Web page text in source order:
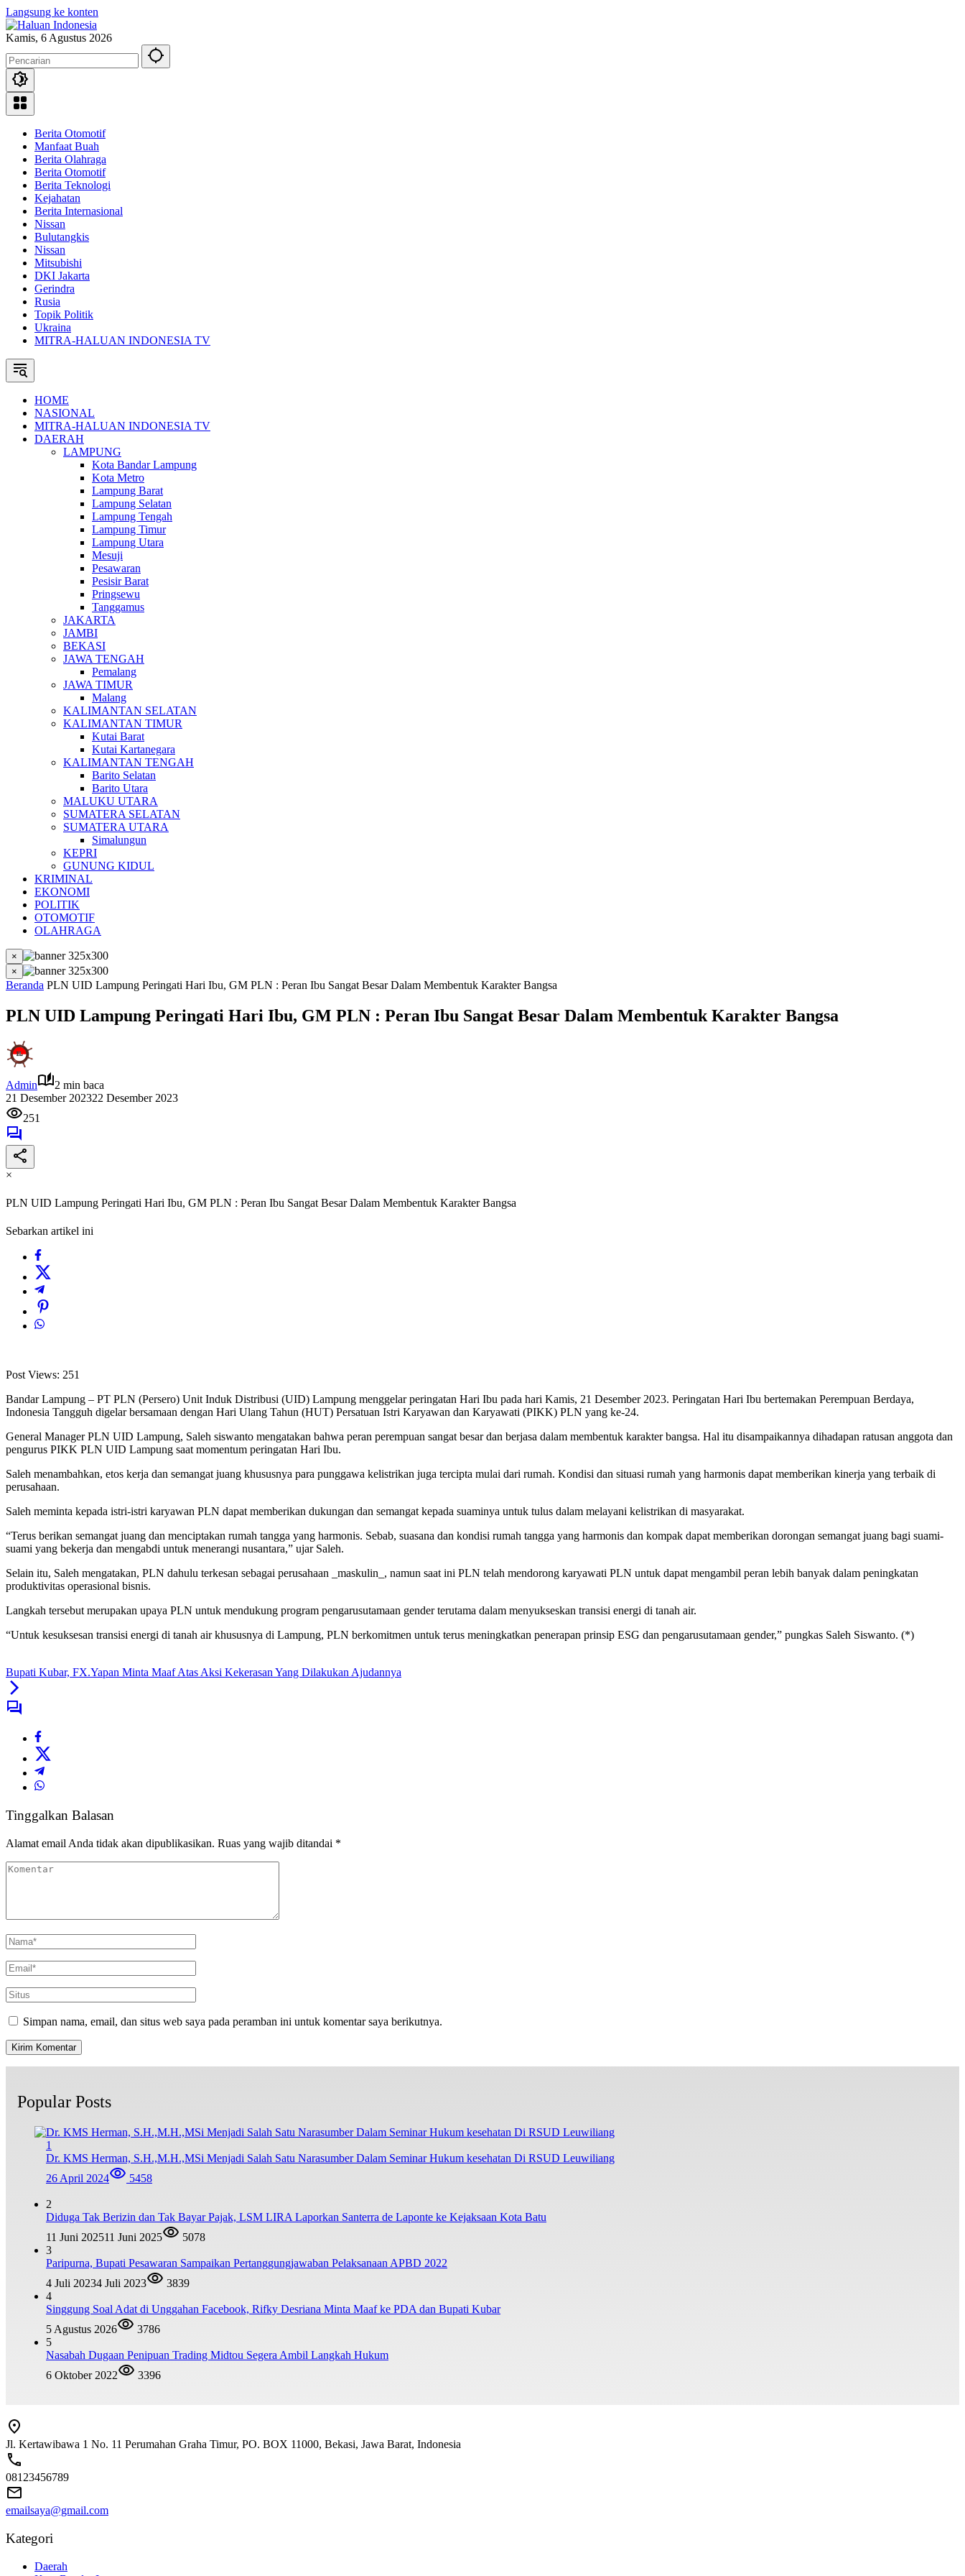
Langsung ke konten
Kamis, 6 Agustus 2026
Berita Otomotif
Manfaat Buah
Berita Olahraga
Berita Otomotif
Berita Teknologi
Kejahatan
Berita Internasional
Nissan
Bulutangkis
Nissan
Mitsubishi
DKI Jakarta
Gerindra
Rusia
Topik Politik
Ukraina
MITRA-HALUAN INDONESIA TV
HOME
NASIONAL
MITRA-HALUAN INDONESIA TV
DAERAH
LAMPUNG
Kota Bandar Lampung
Kota Metro
Lampung Barat
Lampung Selatan
Lampung Tengah
Lampung Timur
Lampung Utara
Mesuji
Pesawaran
Pesisir Barat
Pringsewu
Tanggamus
JAKARTA
JAMBI
BEKASI
JAWA TENGAH
Pemalang
JAWA TIMUR
Malang
KALIMANTAN SELATAN
KALIMANTAN TIMUR
Kutai Barat
Kutai Kartanegara
KALIMANTAN TENGAH
Barito Selatan
Barito Utara
MALUKU UTARA
SUMATERA SELATAN
SUMATERA UTARA
Simalungun
KEPRI
GUNUNG KIDUL
KRIMINAL
EKONOMI
POLITIK
OTOMOTIF
OLAHRAGA
×
×
Beranda PLN UID Lampung Peringati Hari Ibu, GM PLN : Peran Ibu Sangat Besar Dalam Membentuk Karakter Bangsa
PLN UID Lampung Peringati Hari Ibu, GM PLN : Peran Ibu Sangat Besar Dalam Membentuk Karakter Bangsa
Admin
2 min baca
21 Desember 202322 Desember 2023
251
×
PLN UID Lampung Peringati Hari Ibu, GM PLN : Peran Ibu Sangat Besar Dalam Membentuk Karakter Bangsa
Sebarkan artikel ini
Post Views: 251
Bandar Lampung – PT PLN (Persero) Unit Induk Distribusi (UID) Lampung menggelar peringatan Hari Ibu pada hari Kamis, 21 Desember 2023. Peringatan Hari Ibu bertemakan Perempuan Berdaya,
Indonesia Tangguh digelar bersamaan dengan Hari Ulang Tahun (HUT) Persatuan Istri Karyawan dan Karyawati (PIKK) PLN yang ke-24.
General Manager PLN UID Lampung, Saleh siswanto mengatakan bahwa peran perempuan sangat besar dan berjasa dalam membentuk karakter bangsa. Hal itu disampaikannya dihadapan ratusan anggota dan
pengurus PIKK PLN UID Lampung saat momentum peringatan Hari Ibu.
Saleh menambahkan, etos kerja dan semangat juang khususnya para punggawa kelistrikan juga tercipta mulai dari rumah. Kondisi dan situasi rumah yang harmonis dapat memberikan kinerja yang terbaik di
perusahaan.
Saleh meminta kepada istri-istri karyawan PLN dapat memberikan dukungan dan semangat kepada suaminya untuk tulus dalam melayani kelistrikan di masyarakat.
“Terus berikan semangat juang dan menciptakan rumah tangga yang harmonis. Sebab, suasana dan kondisi rumah tangga yang harmonis dan kompak dapat memberikan dorongan semangat juang bagi suami-
suami yang bekerja dan mengabdi untuk menerangi nusantara,” ujar Saleh.
Selain itu, Saleh mengatakan, PLN dahulu terkesan sebagai perusahaan _maskulin_, namun saat ini PLN telah mendorong karyawati PLN untuk dapat mengambil peran lebih banyak dalam peningkatan
produktivitas operasional bisnis.
Langkah tersebut merupakan upaya PLN untuk mendukung program pengarusutamaan gender terutama dalam menyukseskan transisi energi di tanah air.
“Untuk kesuksesan transisi energi di tanah air khususnya di Lampung, PLN berkomitmen untuk terus meningkatkan penerapan prinsip ESG dan pengarusutamaan gender,” pungkas Saleh Siswanto. (*)
Bupati Kubar, FX.Yapan Minta Maaf Atas Aksi Kekerasan Yang Dilakukan Ajudannya
Tinggalkan Balasan
Alamat email Anda tidak akan dipublikasikan. Ruas yang wajib ditandai *
Simpan nama, email, dan situs web saya pada peramban ini untuk komentar saya berikutnya.
Popular Posts
1
Dr. KMS Herman, S.H.,M.H.,MSi Menjadi Salah Satu Narasumber Dalam Seminar Hukum kesehatan Di RSUD Leuwiliang
26 April 2024
5458
2
Diduga Tak Berizin dan Tak Bayar Pajak, LSM LIRA Laporkan Santerra de Laponte ke Kejaksaan Kota Batu
11 Juni 202511 Juni 2025
5078
3
Paripurna, Bupati Pesawaran Sampaikan Pertanggungjawaban Pelaksanaan APBD 2022
4 Juli 20234 Juli 2023
3839
4
Singgung Soal Adat di Unggahan Facebook, Rifky Desriana Minta Maaf ke PDA dan Bupati Kubar
5 Agustus 2026
3786
5
Nasabah Dugaan Penipuan Trading Midtou Segera Ambil Langkah Hukum
6 Oktober 2022
3396
Jl. Kertawibawa 1 No. 11 Perumahan Graha Timur, PO. BOX 11000, Bekasi, Jawa Barat, Indonesia
08123456789
emailsaya@gmail.com
Kategori
Daerah